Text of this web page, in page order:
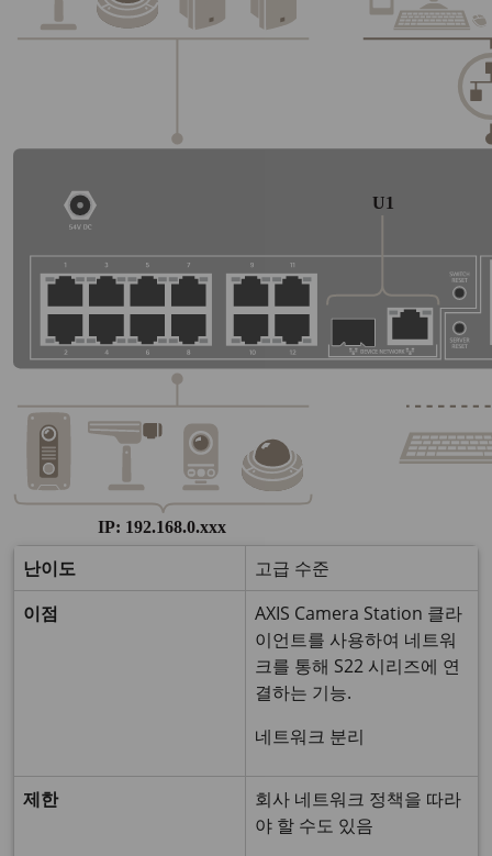
난이도
고급 수준
이점
AXIS Camera Station 클라
이언트를 사용하여 네트워
크를 통해 S22 시리즈에 연
결하는 기능.
네트워크 분리
제한
회사 네트워크 정책을 따라
야 할 수도 있음